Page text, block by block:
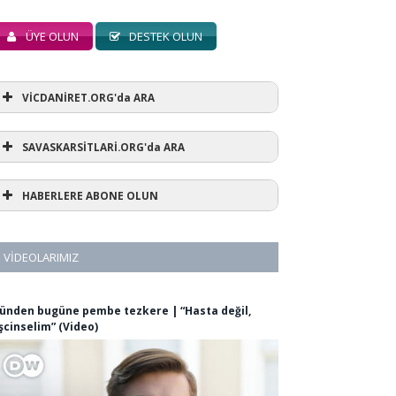
ÜYE OLUN DESTEK OLUN
VİCDANİRET.ORG'da ARA
SAVASKARSİTLARİ.ORG'da ARA
HABERLERE ABONE OLUN
VIDEOLARIMIZ
bugüne pembe tezkere | “Hasta değil,
(Video)